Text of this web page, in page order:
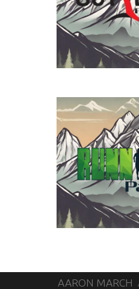
AARON MARCH